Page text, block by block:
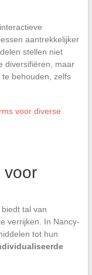
aantrekkelijker
stellen niet
diversifiëren, maar
behouden, zelfs
voor diverse
voor
tal van
verrijken. In Nancy-
tot hun